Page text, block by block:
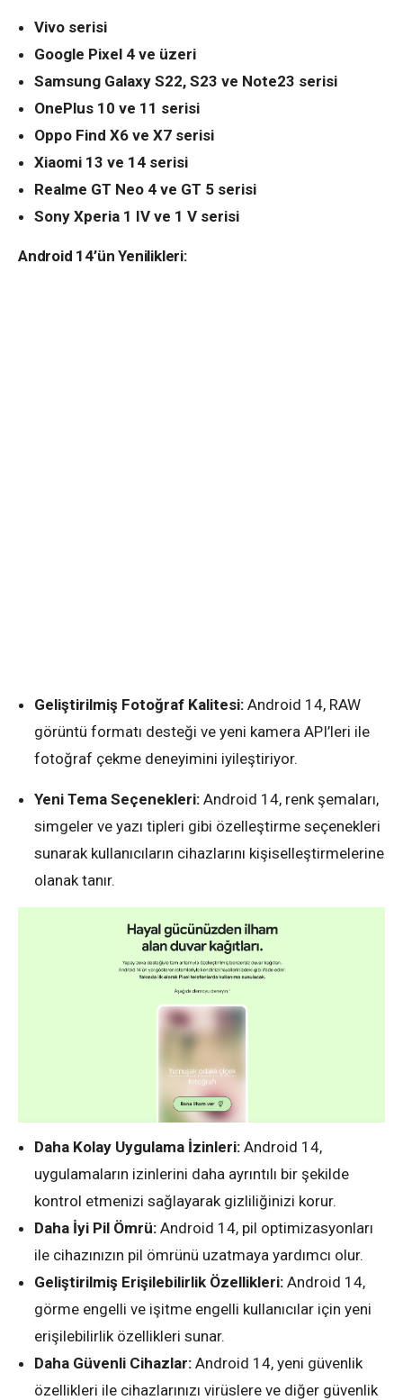
Vivo serisi
Google Pixel 4 ve üzeri
Samsung Galaxy S22, S23 ve Note23 serisi
OnePlus 10 ve 11 serisi
Oppo Find X6 ve X7 serisi
Xiaomi 13 ve 14 serisi
Realme GT Neo 4 ve GT 5 serisi
Sony Xperia 1 IV ve 1 V serisi
Android 14’ün Yenilikleri:
Geliştirilmiş Fotoğraf Kalitesi: Android 14, RAW
görüntü formatı desteği ve yeni kamera API’leri ile
fotoğraf çekme deneyimini iyileştiriyor.
Yeni Tema Seçenekleri: Android 14, renk şemaları,
simgeler ve yazı tipleri gibi özelleştirme seçenekleri
sunarak kullanıcıların cihazlarını kişiselleştirmelerine
olanak tanır.
Daha Kolay Uygulama İzinleri: Android 14,
uygulamaların izinlerini daha ayrıntılı bir şekilde
kontrol etmenizi sağlayarak gizliliğinizi korur.
Daha İyi Pil Ömrü: Android 14, pil optimizasyonları
ile cihazınızın pil ömrünü uzatmaya yardımcı olur.
Geliştirilmiş Erişilebilirlik Özellikleri: Android 14,
görme engelli ve işitme engelli kullanıcılar için yeni
erişilebilirlik özellikleri sunar.
Daha Güvenli Cihazlar: Android 14, yeni güvenlik
özellikleri ile cihazlarınızı virüslere ve diğer güvenlik